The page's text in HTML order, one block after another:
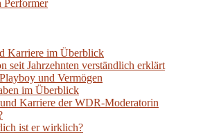
Performer
Karriere im Überblick
seit Jahrzehnten verständlich erklärt
und Vermögen
im Überblick
Karriere der WDR-Moderatorin
ist er wirklich?